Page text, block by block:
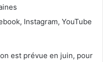
Instagram, YouTube
est prévue en juin, pour